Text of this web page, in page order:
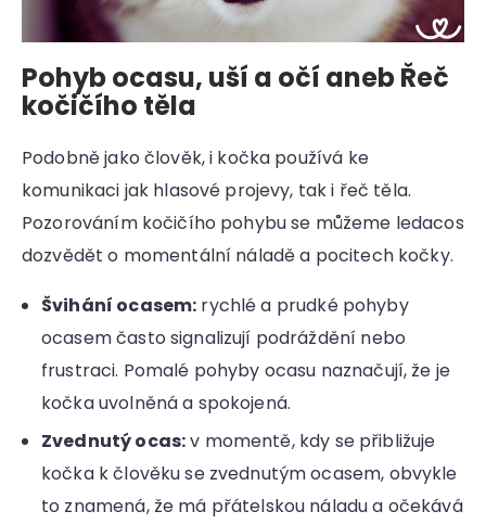
Pohyb ocasu, uší a očí aneb Řeč
kočičího těla
Podobně jako člověk, i kočka používá ke
komunikaci jak hlasové projevy, tak i řeč těla.
Pozorováním kočičího pohybu se můžeme ledacos
dozvědět o momentální náladě a pocitech kočky.
Švihání ocasem: rychlé a prudké pohyby
ocasem často signalizují podráždění nebo
frustraci. Pomalé pohyby ocasu naznačují, že je
kočka uvolněná a spokojená.
Zvednutý ocas:v momentě, kdy se přibližuje
kočka k člověku se zvednutým ocasem, obvykle
to znamená, že má přátelskou náladu a očekává